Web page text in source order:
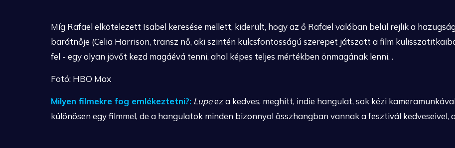
Míg Rafael elkötelezett Isabel keresése mellett, kiderült, hogy az ő Rafael valóban belül rejlik a
barátnője (Celia Harrison, transz nő, aki szintén kulcsfontosságú szerepet játszott a film
fel - egy olyan jövőt kezd magáévá tenni, ahol képes teljes mértékben önmagának lenni. .
Fotó: HBO Max
Milyen filmekre fog emlékeztetni?: Lupeez a kedves, meghitt, indie hangulat, sok kézi
különösen egy filmmel, de a hangulatok minden bizonnyal összhangban vannak a fesztivál